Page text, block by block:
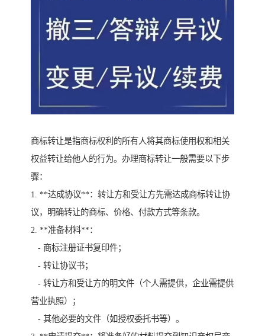
商标转让是指商标权利的所有人将其商标使用权和相关
权益转让给他人的行为。办理商标转让一般需要以下步
骤：
1. **达成协议**：转让方和受让方先需达成商标转让协
议，明确转让的商标、价格、付款方式等条款。
2. **准备材料**：
- 商标注册证书复印件；
- 转让协议书；
- 转让方和受让方的明文件（个人需提供，企业需提供
营业执照）；
- 其他必要的文件（如授权委托书等）。